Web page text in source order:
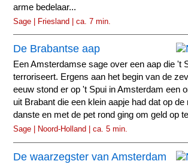
arme bedelaar...
Sage | Friesland | ca. 7 min.
De Brabantse aap
Een Amsterdamse sage over een aap die 't
terroriseert. Ergens aan het begin van de
eeuw stond er op 't Spui in Amsterdam een
uit Brabant die een klein aapje had dat op de
danste en met de pet rond ging om geld op
Sage | Noord-Holland | ca. 5 min.
De waarzegster van Amsterdam